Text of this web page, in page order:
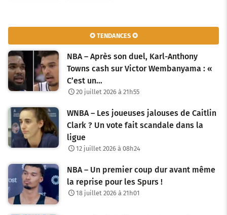
✪ TENDANCES ✪
NBA – Après son duel, Karl-Anthony
Towns cash sur Victor Wembanyama : «
C’est un…
20 juillet 2026 à 21h55
WNBA – Les joueuses jalouses de Caitlin
Clark ? Un vote fait scandale dans la
ligue
12 juillet 2026 à 08h24
NBA – Un premier coup dur avant même
la reprise pour les Spurs !
18 juillet 2026 à 21h01